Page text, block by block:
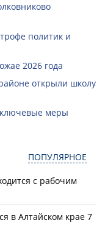
политик и
2026 года
открыли школу
меры
ПОПУЛЯРНОЕ
с рабочим
в Алтайском крае 7